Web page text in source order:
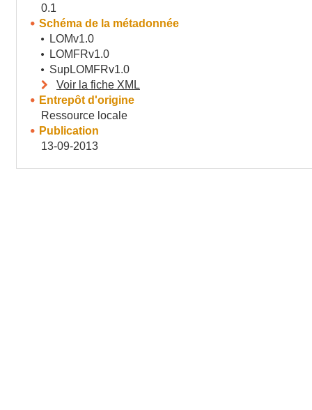
0.1
Schéma de la métadonnée
LOMv1.0
LOMFRv1.0
SupLOMFRv1.0
Voir la fiche XML
Entrepôt d'origine
Ressource locale
Publication
13-09-2013